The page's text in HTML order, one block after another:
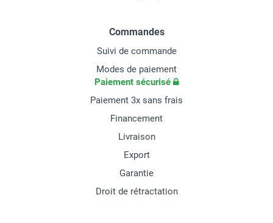
Commandes
Suivi de commande
Modes de paiement
Paiement sécurisé
Paiement 3x sans frais
Financement
Livraison
Export
Garantie
Droit de rétractation